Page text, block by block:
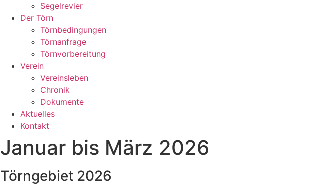
Segelrevier
Der Törn
Törnbedingungen
Törnanfrage
Törnvorbereitung
Verein
Vereinsleben
Chronik
Dokumente
Aktuelles
Kontakt
Januar bis März 2026
Törngebiet 2026